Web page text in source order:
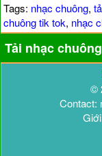
Tags: nhạc chuông,
chuông tik tok, nhạc
Tải nhạc
©
Contact: